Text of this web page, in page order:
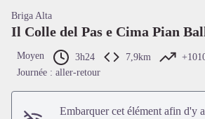
Briga Alta
Il Colle del Pas e Cima Pian
Moyen 3h24 7,9km
Journée : aller-retour
Embarquer cet élément afin d'y